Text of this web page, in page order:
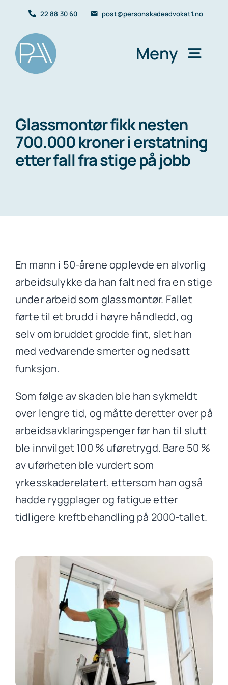
content
22 88 30 60 post@personskadeadvokat1.no
Meny
Yrkesskade
Personskader
Om oss
Kontakt
Glassmontør fikk nesten
700.000 kroner i erstatning
etter fall fra stige på jobb
En mann i 50-årene opplevde en alvorlig
arbeidsulykke da han falt ned fra en stige
under arbeid som glassmontør. Fallet
førte til et brudd i høyre håndledd, og
selv om bruddet grodde fint, slet han
med vedvarende smerter og nedsatt
funksjon.
Som følge av skaden ble han sykmeldt
over lengre tid, og måtte deretter over på
arbeidsavklaringspenger før han til slutt
ble innvilget 100 % uføretrygd. Bare 50 %
av uførheten ble vurdert som
yrkesskaderelatert, ettersom han også
hadde ryggplager og fatigue etter
tidligere kreftbehandling på 2000-tallet.